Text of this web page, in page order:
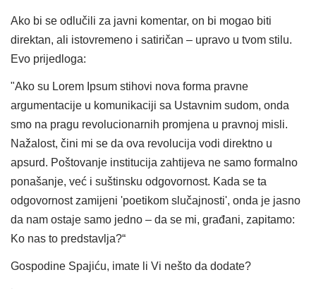
Ako bi se odlučili za javni komentar, on bi mogao biti
direktan, ali istovremeno i satiričan – upravo u tvom stilu.
Evo prijedloga:
"Ako su Lorem Ipsum stihovi nova forma pravne
argumentacije u komunikaciji sa Ustavnim sudom, onda
smo na pragu revolucionarnih promjena u pravnoj misli.
Nažalost, čini mi se da ova revolucija vodi direktno u
apsurd. Poštovanje institucija zahtijeva ne samo formalno
ponašanje, već i suštinsku odgovornost. Kada se ta
odgovornost zamijeni 'poetikom slučajnosti', onda je jasno
da nam ostaje samo jedno – da se mi, građani, zapitamo:
Ko nas to predstavlja?“
Gospodine Spajiću, imate li Vi nešto da dodate?